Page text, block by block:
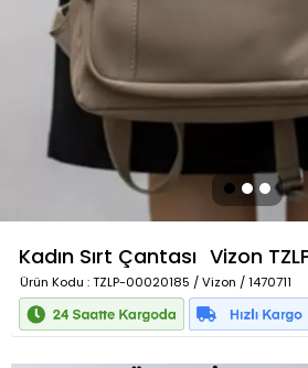
Kadın Sırt Çantası Vizon
Ürün Kodu : TZLP-00020185 / Vizon / 1470711